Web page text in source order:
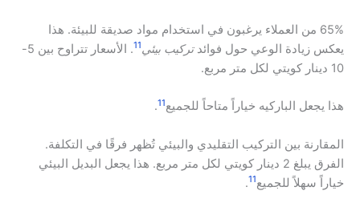
65% من العملاء يرغبون في استخدام مواد صديقة للبيئة. هذا
يعكس زيادة الوعي حول فوائدتركيب بيئي11
. الأسعار تتراوح بين 5-
10 دينار كويتي لكل متر مربع.
هذا يجعل الباركيه خياراً متاحاً للجميع11
.
المقارنة بين التركيب التقليدي والبيئي تُظهر فرقًا في التكلفة.
الفرق يبلغ 2 دينار كويتي لكل متر مربع. هذا يجعل البديل البيئي
خياراً سهلاً للجميع11
.